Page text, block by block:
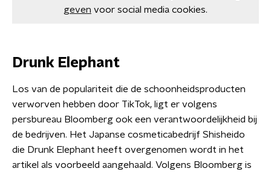
geven voor social media cookies.
Drunk Elephant
Los van de populariteit die de schoonheidsproducten
verworven hebben door TikTok, ligt er volgens
persbureau Bloomberg ook een verantwoordelijkheid bij
de bedrijven. Het Japanse cosmeticabedrijf Shisheido
die Drunk Elephant heeft overgenomen wordt in het
artikel als voorbeeld aangehaald. Volgens Bloomberg is